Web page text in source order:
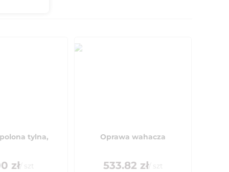
tylna,
zł/ szt
Oprawa wahacza
533.82 zł/ szt